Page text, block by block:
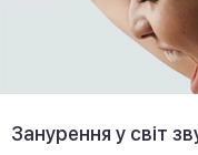
Занурення у світ